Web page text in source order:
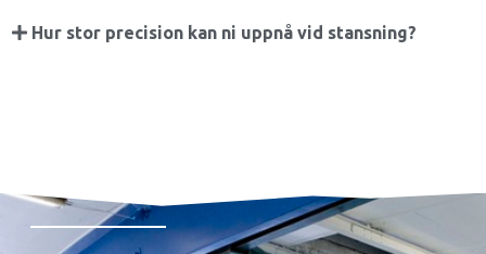
Hur stor precision kan ni uppnå vid stansning?